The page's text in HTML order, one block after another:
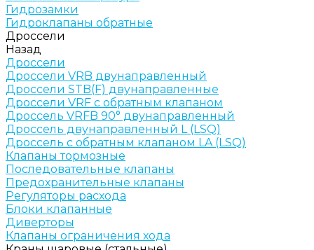
Гидрозамки
Гидроклапаны обратные
Дроссели
Назад
Дроссели
Дроссели VRB двунаправленный
Дроссели STB(F) двунаправленные
Дроссели VRF с обратным клапаном
Дроссель VRFB 90° двунаправленный
Дроссель двунаправленный L (LSQ)
Дроссель с обратным клапаном LA (LSQ)
Клапаны тормозные
Последовательные клапаны
Предохранительные клапаны
Регуляторы расхода
Блоки клапанные
Диверторы
Клапаны ограничения хода